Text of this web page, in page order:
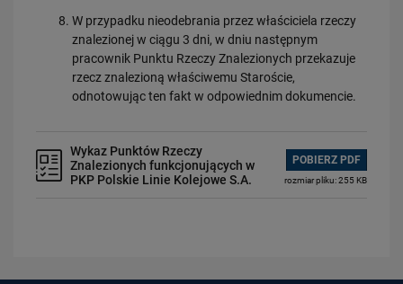
W przypadku nieodebrania przez właściciela rzeczy
znalezionej w ciągu 3 dni, w dniu następnym
pracownik Punktu Rzeczy Znalezionych przekazuje
rzecz znalezioną właściwemu Staroście,
odnotowując ten fakt w odpowiednim dokumencie.
Wykaz Punktów Rzeczy
Znalezionych funkcjonujących w
PKP Polskie Linie Kolejowe S.A.
POBIERZ PDF
rozmiar pliku: 255 KB